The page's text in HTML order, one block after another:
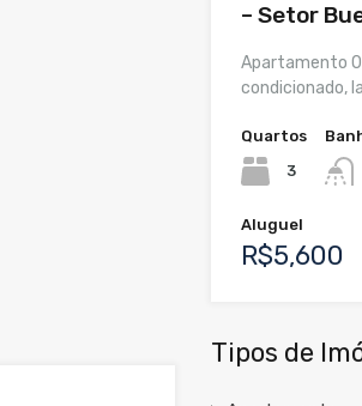
– Setor
Apartamento
condicionado,
Quartos
3
Aluguel
R$5,600
Tipos de